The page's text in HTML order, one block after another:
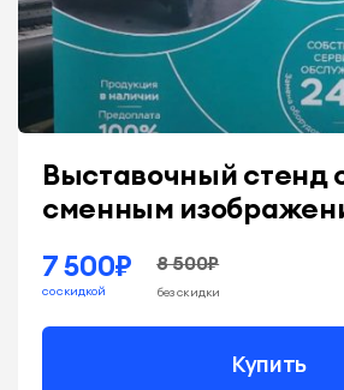
Выставочный стенд
сменным
7 500₽
со скидкой
8 500₽
без скидки
Купить